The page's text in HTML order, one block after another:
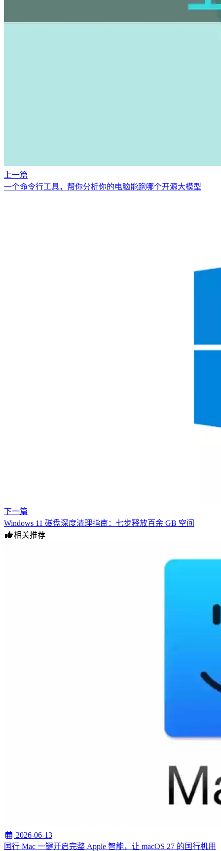
上一篇
一个命令行工具，帮你分析你的电脑能跑哪个开源大模型
下一篇
Windows 11 磁盘深度清理指南：七步释放百余 GB 空间
相关推荐
2026-06-13
国行 Mac 一键开启完整 Apple 智能，让 macOS 27 的国行机用